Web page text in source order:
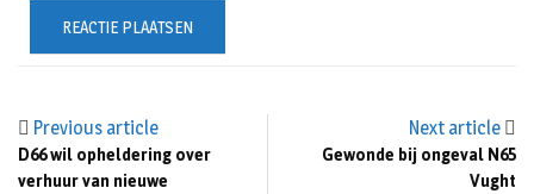
Previous article
D66 wil opheldering over
verhuur van nieuwe
Next article
Gewonde bij ongeval N65
Vught